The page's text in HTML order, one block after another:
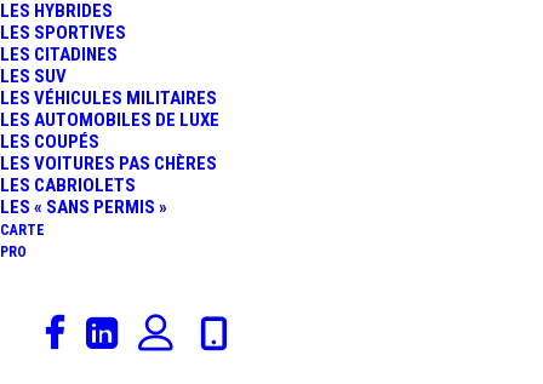
LES HYBRIDES
LES SPORTIVES
LES CITADINES
LES SUV
LES VÉHICULES MILITAIRES
LES AUTOMOBILES DE LUXE
LES COUPÉS
LES VOITURES PAS CHÈRES
LES CABRIOLETS
LES « SANS PERMIS »
CARTE
PRO